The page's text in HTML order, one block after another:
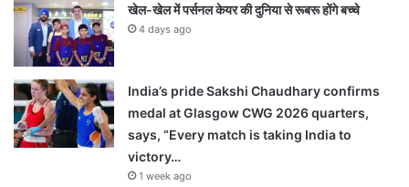
खेल-खेल में पर्सनल केयर की दुनिया से रूबरू होंगे बच्चे
4 days ago
India’s pride Sakshi Chaudhary confirms
medal at Glasgow CWG 2026 quarters,
says, “Every match is taking India to
victory…
1 week ago